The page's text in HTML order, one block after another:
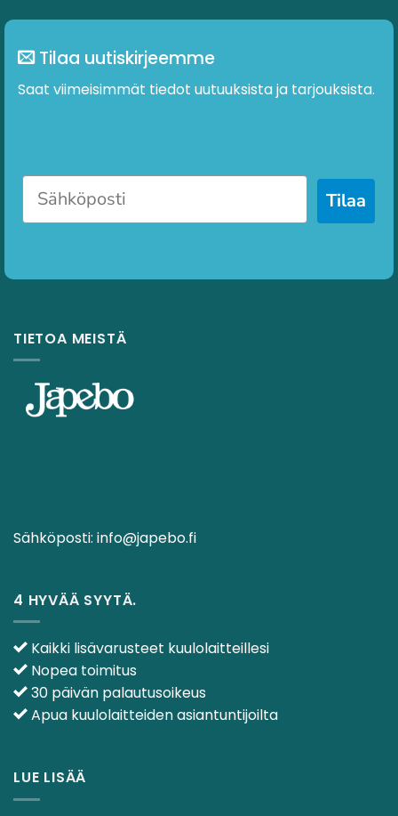
Tilaa uutiskirjeemme
Saat viimeisimmät tiedot uutuuksista ja tarjouksista.
Tilaa
TIETOA MEISTÄ
Sähköposti: info@japebo.fi
4 HYVÄÄ SYYTÄ.
Kaikki lisävarusteet kuulolaitteillesi
Nopea toimitus
30 päivän palautusoikeus
Apua kuulolaitteiden asiantuntijoilta
LUE LISÄÄ